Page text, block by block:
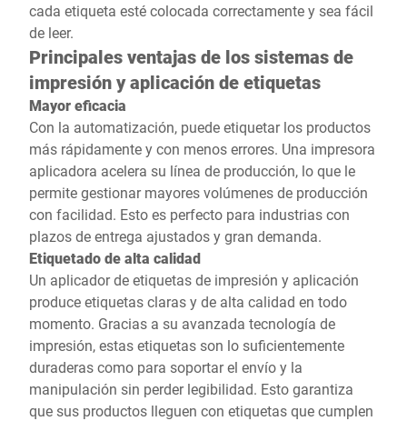
cada etiqueta esté colocada correctamente y sea fácil
de leer.
Principales ventajas de los sistemas de
impresión y aplicación de etiquetas
Mayor eficacia
Con la automatización, puede etiquetar los productos
más rápidamente y con menos errores. Una impresora
aplicadora acelera su línea de producción, lo que le
permite gestionar mayores volúmenes de producción
con facilidad. Esto es perfecto para industrias con
plazos de entrega ajustados y gran demanda.
Etiquetado de alta calidad
Un aplicador de etiquetas de impresión y aplicación
produce etiquetas claras y de alta calidad en todo
momento. Gracias a su avanzada tecnología de
impresión, estas etiquetas son lo suficientemente
duraderas como para soportar el envío y la
manipulación sin perder legibilidad. Esto garantiza
que sus productos lleguen con etiquetas que cumplen